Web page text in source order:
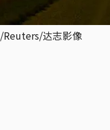
Reuters/达志影像